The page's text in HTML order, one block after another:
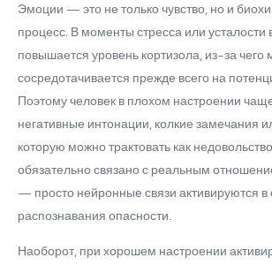
Эмоции — это не только чувство, но и
процесс. В моменты стресса или усталости
повышается уровень кортизола, из-за чего
сосредотачивается прежде всего на
Поэтому человек в плохом настроении
негативные интонации, колкие замечания
которую можно трактовать как
обязательно связано с реальным
— просто нейронные связи активируются в
распознавания опасности.
Наоборот, при хорошем настроении